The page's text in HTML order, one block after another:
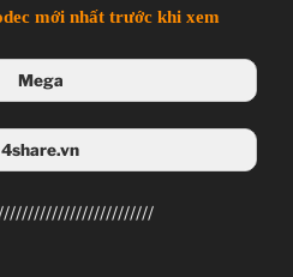
mới nhất trước khi xem
Mega
4share.vn